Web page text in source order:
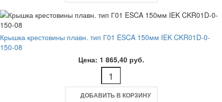
Крышка крестовины плавн. тип Г01 ESCA 150мм IEK CKR01D-0-
150-08
Цена: 1 865,40 руб.
ДОБАВИТЬ В КОРЗИНУ